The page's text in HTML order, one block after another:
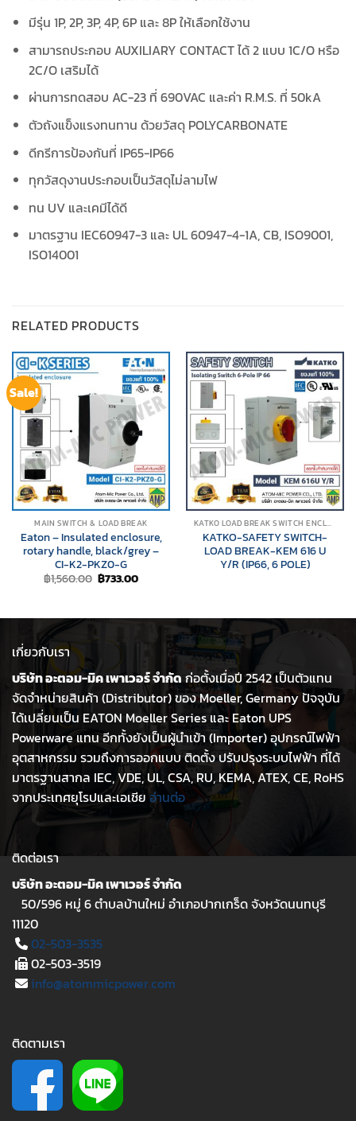
มีรุ่น 1P, 2P, 3P, 4P, 6P และ 8P ให้เลือกใช้งาน
สามารถประกอบ AUXILIARY CONTACT ได้ 2 แบบ 1C/O หรือ
2C/O เสริมได้
ผ่านการทดสอบ AC-23 ที่ 690VAC และค่า R.M.S. ที่ 50kA
ตัวถังแข็งแรงทนทาน ด้วยวัสดุ POLYCARBONATE
ดีกรีการป้องกันที่ IP65-IP66
ทุกวัสดุงานประกอบเป็นวัสดุไม่ลามไฟ
ทน UV และเคมีได้ดี
มาตรฐาน IEC60947-3 และ UL 60947-4-1A, CB, ISO9001,
ISO14001
RELATED PRODUCTS
Sale!
MAIN SWITCH & LOAD BREAK
Eaton – Insulated enclosure,
rotary handle, black/grey –
CI-K2-PKZ0-G
฿1,560.00 Original
price
฿733.00Current
KATKO LOAD BREAK SWITCH ENCLOSURES
KATKO-SAFETY SWITCH-
LOAD BREAK-KEM 616 U
Y/R (IP66, 6 POLE)
เกี่ยวกับเรา
บริษัท อะตอม-มิค เพาเวอร์ จำกัด ก่อตั้งเมื่อปี 2542 เป็นตัวแทน
จัดจำหน่ายสินค้า (Distributor) ของ Moeller, Germany ปัจจุบัน
ได้เปลี่ยนเป็น EATON Moeller Series และ Eaton UPS
Powerware แทน อีกทั้งยังเป็นผู้นำเข้า (Importer) อุปกรณ์ไฟฟ้า
อุตสาหกรรม รวมถึงการออกแบบ ติดตั้ง ปรับปรุงระบบไฟฟ้า ที่ได้
มาตรฐานสากล IEC, VDE, UL, CSA, RU, KEMA, ATEX, CE, RoHS
จากประเทศยุโรปและเอเชียอ่านต่อ
ติดต่อเรา
บริษัท อะตอม-มิค เพาเวอร์ จำกัด
50/596 หมู่ 6 ตำบลบ้านใหม่ อำเภอปากเกร็ด จังหวัดนนทบุรี
11120
02-503-3535
02-503-3519
info@atommicpower.com
ติดตามเรา